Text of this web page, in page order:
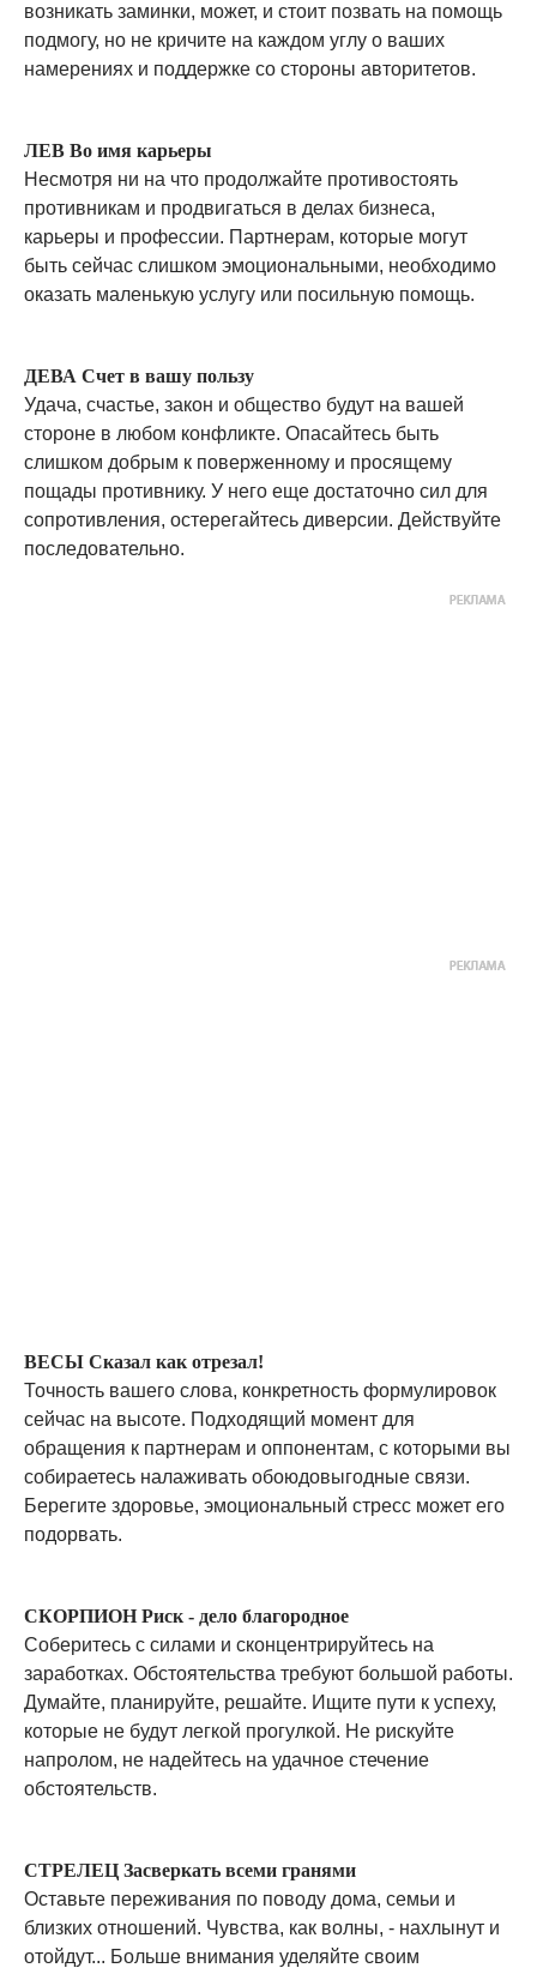
возникать заминки, может, и стоит позвать на помощь
подмогу, но не кричите на каждом углу о ваших
намерениях и поддержке со стороны авторитетов.
ЛЕВ Во имя карьеры
Несмотря ни на что продолжайте противостоять
противникам и продвигаться в делах бизнеса,
карьеры и профессии. Партнерам, которые могут
быть сейчас слишком эмоциональными, необходимо
оказать маленькую услугу или посильную помощь.
ДЕВА Счет в вашу пользу
Удача, счастье, закон и общество будут на вашей
стороне в любом конфликте. Опасайтесь быть
слишком добрым к поверженному и просящему
пощады противнику. У него еще достаточно сил для
сопротивления, остерегайтесь диверсии. Действуйте
последовательно.
ВЕСЫ Сказал как отрезал!
Точность вашего слова, конкретность формулировок
сейчас на высоте. Подходящий момент для
обращения к партнерам и оппонентам, с которыми вы
собираетесь налаживать обоюдовыгодные связи.
Берегите здоровье, эмоциональный стресс может его
подорвать.
СКОРПИОН Риск - дело благородное
Соберитесь с силами и сконцентрируйтесь на
заработках. Обстоятельства требуют большой работы.
Думайте, планируйте, решайте. Ищите пути к успеху,
которые не будут легкой прогулкой. Не рискуйте
напролом, не надейтесь на удачное стечение
обстоятельств.
СТРЕЛЕЦ Засверкать всеми гранями
Оставьте переживания по поводу дома, семьи и
близких отношений. Чувства, как волны, - нахлынут и
отойдут... Больше внимания уделяйте своим